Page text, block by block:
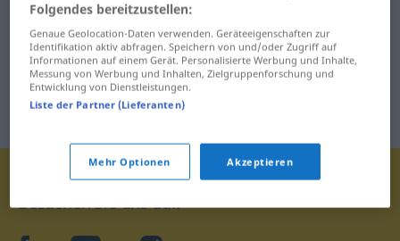
Besuchen Sie uns auf:
Folgendes bereitzustellen:
Genaue Geolocation-Daten verwenden. Geräteeigenschaften zur
Identifikation aktiv abfragen. Speichern von und/oder Zugriff auf
Informationen auf einem Gerät. Personalisierte Werbung und Inhalte,
Messung von Werbung und Inhalten, Zielgruppenforschung und
Entwicklung von Dienstleistungen.
Liste der Partner (Lieferanten)
Mehr Optionen Akzeptieren